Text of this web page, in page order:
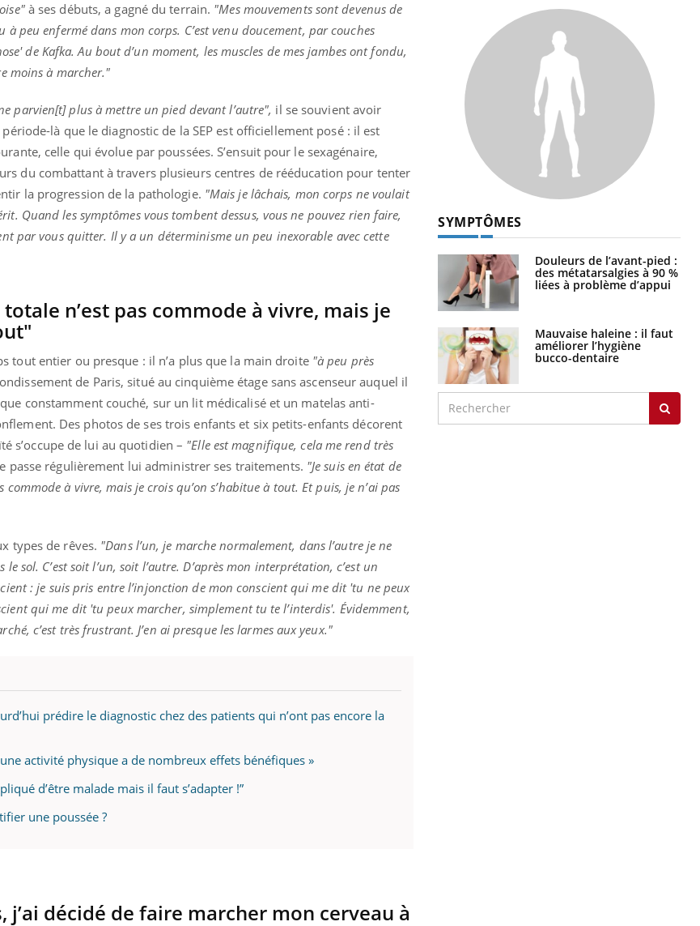
à ses débuts, a gagné du terrain. "Mes mouvements sont devenus de
peu enfermé dans mon corps. C’est venu doucement, par couches
de Kafka. Au bout d’un moment, les muscles de mes jambes ont fondu,
moins à marcher."
parvien[t] plus à mettre un pied devant l’autre", il se souvient avoir
période-là que le diagnostic de la SEP est officiellement posé : il est
celle qui évolue par poussées. S’ensuit pour le sexagénaire,
du combattant à travers plusieurs centres de rééducation pour tenter
la progression de la pathologie. "Mais je lâchais, mon corps ne voulait
Quand les symptômes vous tombent dessus, vous ne pouvez rien faire,
par vous quitter. Il y a un déterminisme un peu inexorable avec cette
n’est pas commode à vivre, mais je
tout entier ou presque : il n’a plus que la main droite "à peu près
de Paris, situé au cinquième étage sans ascenseur auquel il
constamment couché, sur un lit médicalisé et un matelas anti-
Des photos de ses trois enfants et six petits-enfants décorent
s’occupe de lui au quotidien – "Elle est magnifique, cela me rend très
passe régulièrement lui administrer ses traitements. "Je suis en état de
commode à vivre, mais je crois qu’on s’habitue à tout. Et puis, je n’ai pas
types de rêves. "Dans l’un, je marche normalement, dans l’autre je ne
sol. C’est soit l’un, soit l’autre. D’après mon interprétation, c’est un
: je suis pris entre l’injonction de mon conscient qui me dit 'tu ne peux
qui me dit 'tu peux marcher, simplement tu te l’interdis'. Évidemment,
c’est très frustrant. J’en ai presque les larmes aux yeux."
prédire le diagnostic chez des patients qui n’ont pas encore la
activité physique a de nombreux effets bénéfiques »
d’être malade mais il faut s’adapter !”
une poussée ?
j’ai décidé de faire marcher mon cerveau à
SYMPTÔMES
Douleurs de l’avant-pied :
des métatarsalgies à 90 %
liées à problème d’appui
Mauvaise haleine : il faut
améliorer l’hygiène
bucco-dentaire